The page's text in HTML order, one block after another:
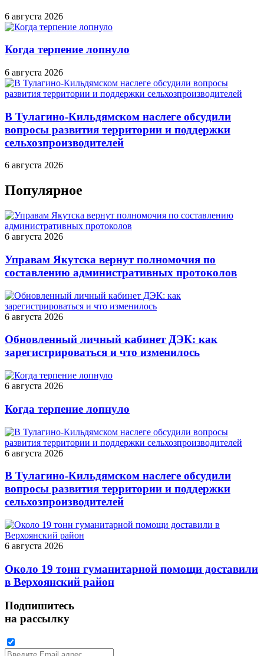
6 августа 2026
Когда терпение лопнуло
6 августа 2026
В Тулагино-Кильдямском наслеге обсудили
вопросы развития территории и поддержки
сельхозпроизводителей
6 августа 2026
Популярное
6 августа 2026
Управам Якутска вернут полномочия по
составлению административных протоколов
6 августа 2026
Обновленный личный кабинет ДЭК: как
зарегистрироваться и что изменилось
6 августа 2026
Когда терпение лопнуло
6 августа 2026
В Тулагино-Кильдямском наслеге обсудили
вопросы развития территории и поддержки
сельхозпроизводителей
6 августа 2026
Около 19 тонн гуманитарной помощи доставили
в Верхоянский район
Подпишитесь
на рассылку